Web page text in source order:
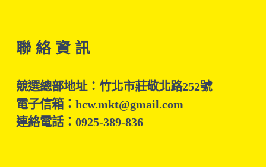
聯 絡 資 訊
競選總部地址：竹北市莊敬北路252號
電子信箱：hcw.mkt@gmail.com
連絡電話：0925-389-836